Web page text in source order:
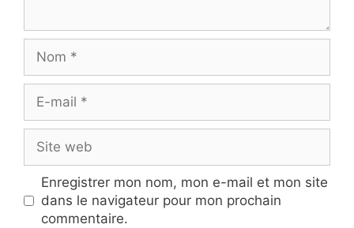
mail
web
Enregistrer mon nom, mon e-mail et mon site
dans le navigateur pour mon prochain
commentaire.